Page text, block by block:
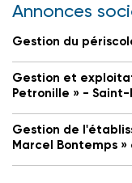
Annonces
Gestion du
Gestion et
Petronille » -
Gestion de
Marcel Bontemps